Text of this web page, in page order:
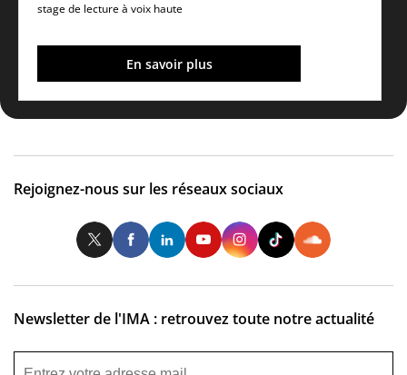
stage de lecture à voix haute
En savoir plus
Rejoignez-nous sur les réseaux sociaux
TwitterFacebookLinkedInYoutubeInstagram
Newsletter de l'IMA : retrouvez toute notre actualité